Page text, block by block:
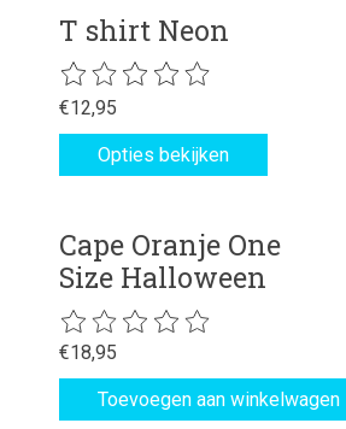
T shirt Neon
De beoordeling van dit product is
€12,95
Opties bekijken
Cape Oranje One
Size Halloween
De beoordeling van dit product is
€18,95
Toevoegen aan winkelwagen